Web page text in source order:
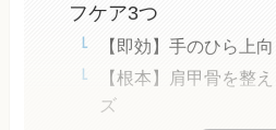
フケア3つ
【即効】手のひら上
【根本】肩甲骨を整
ズ